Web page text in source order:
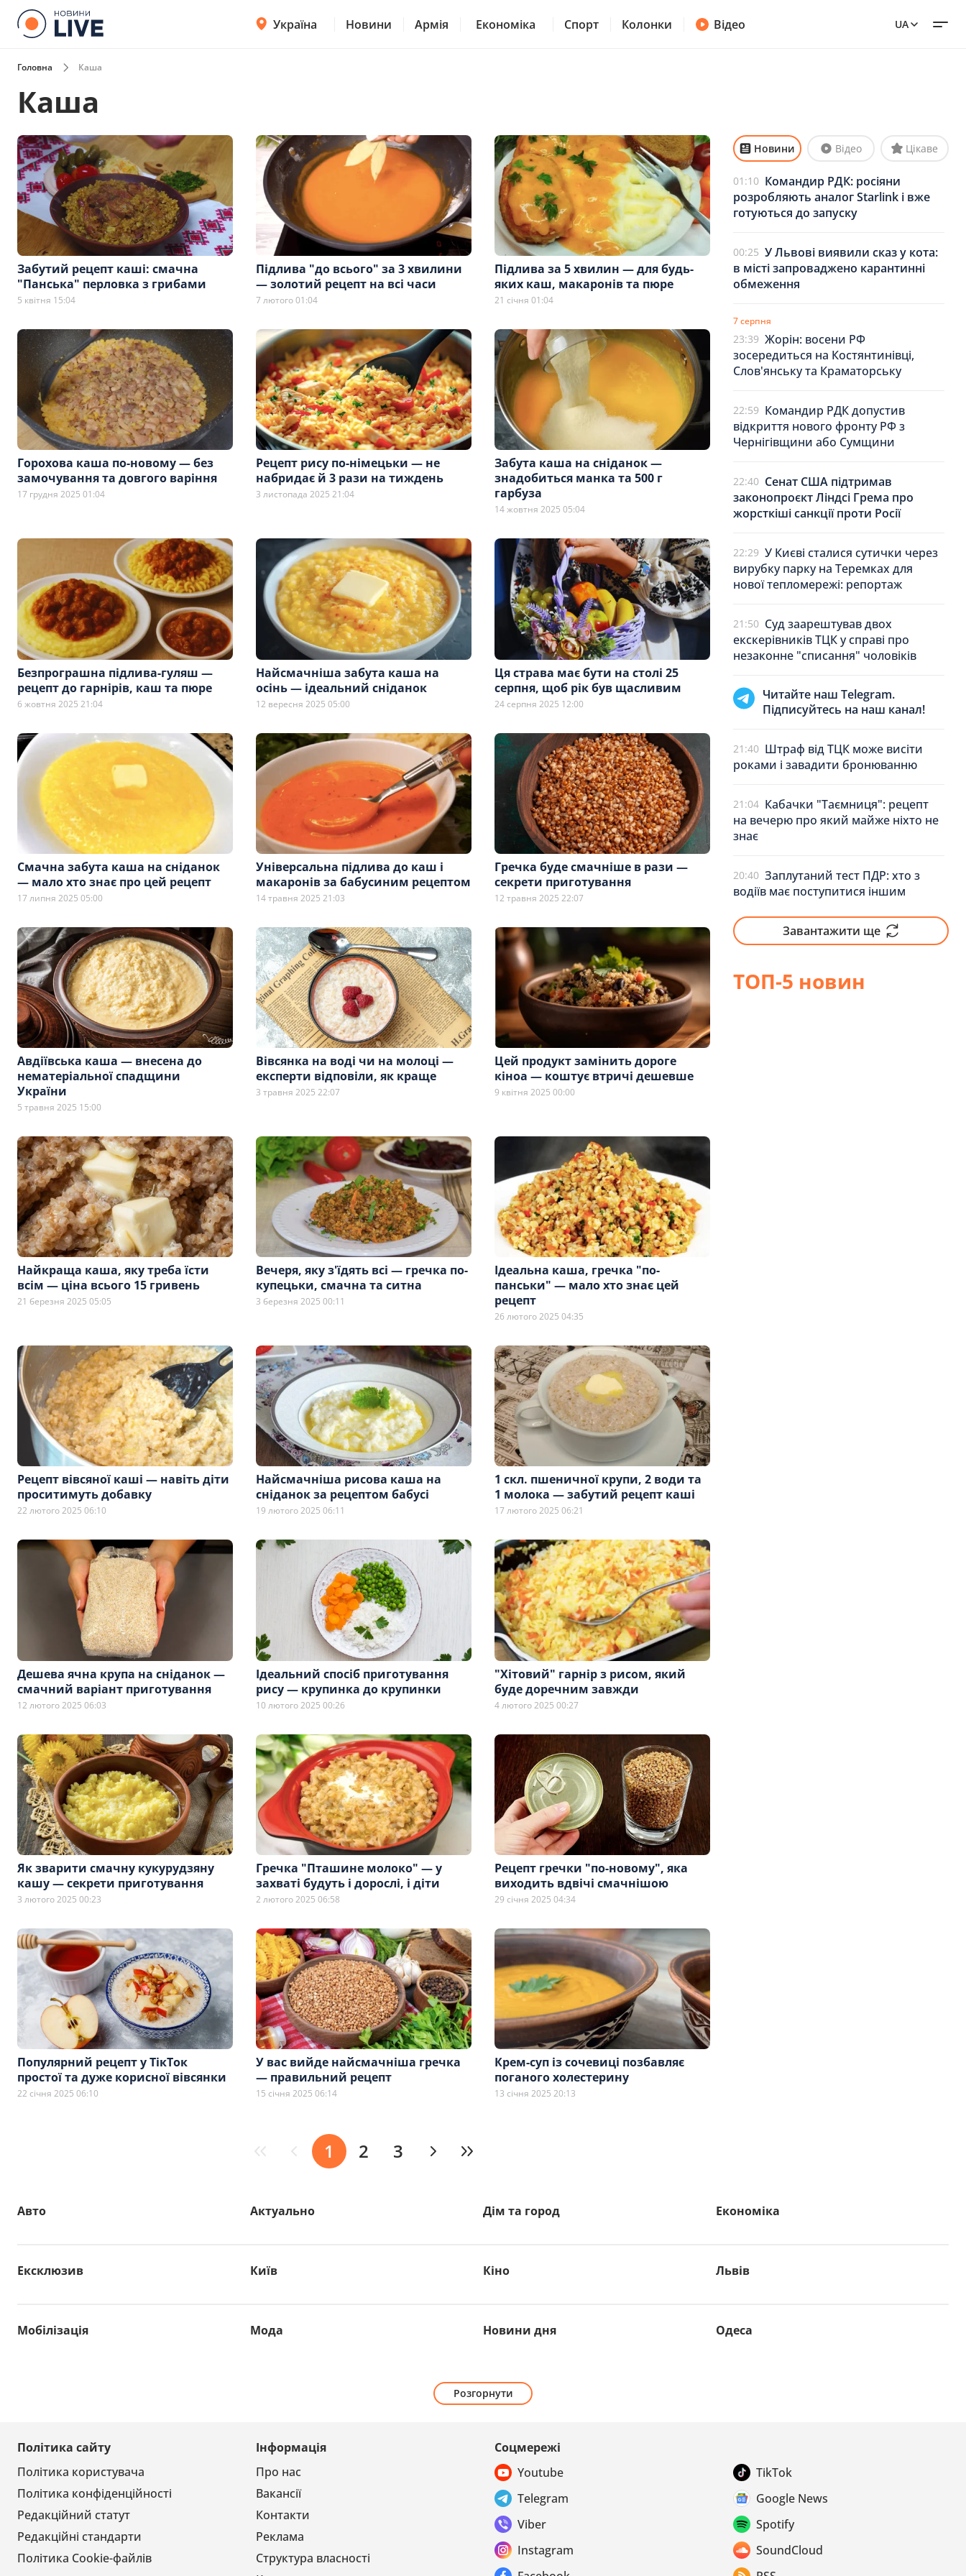
Україна Новини Армія Економіка Спорт Колонки Відео UA
Головна Каша
Каша
Забутий рецепт каші: смачна
"Панська" перловка з грибами
5 квітня 15:04
Підлива "до всього" за 3 хвилини
— золотий рецепт на всі часи
7 лютого 01:04
Підлива за 5 хвилин — для будь-
яких каш, макаронів та пюре
21 січня 01:04
Горохова каша по-новому — без
замочування та довгого варіння
17 грудня 2025 01:04
Рецепт рису по-німецьки — не
набридає й 3 рази на тиждень
3 листопада 2025 21:04
Забута каша на сніданок —
знадобиться манка та 500 г
гарбуза
14 жовтня 2025 05:04
Безпрограшна підлива-гуляш —
рецепт до гарнірів, каш та пюре
6 жовтня 2025 21:04
Найсмачніша забута каша на
осінь — ідеальний сніданок
12 вересня 2025 05:00
Ця страва має бути на столі 25
серпня, щоб рік був щасливим
24 серпня 2025 12:00
Смачна забута каша на сніданок
— мало хто знає про цей рецепт
17 липня 2025 05:00
Універсальна підлива до каш і
макаронів за бабусиним рецептом
14 травня 2025 21:03
Гречка буде смачніше в рази —
секрети приготування
12 травня 2025 22:07
Авдіївська каша — внесена до
нематеріальної спадщини
України
5 травня 2025 15:00
Вівсянка на воді чи на молоці —
експерти відповіли, як краще
3 травня 2025 22:07
Цей продукт замінить дороге
кіноа — коштує втричі дешевше
9 квітня 2025 00:00
Найкраща каша, яку треба їсти
всім — ціна всього 15 гривень
21 березня 2025 05:05
Вечеря, яку з'їдять всі — гречка по-
купецьки, смачна та ситна
3 березня 2025 00:11
Ідеальна каша, гречка "по-
панськи" — мало хто знає цей
рецепт
26 лютого 2025 04:35
Рецепт вівсяної каші — навіть діти
проситимуть добавку
22 лютого 2025 06:10
Найсмачніша рисова каша на
сніданок за рецептом бабусі
19 лютого 2025 06:11
1 скл. пшеничної крупи, 2 води та
1 молока — забутий рецепт каші
17 лютого 2025 06:21
Дешева ячна крупа на сніданок —
смачний варіант приготування
12 лютого 2025 06:03
Ідеальний спосіб приготування
рису — крупинка до крупинки
10 лютого 2025 00:26
"Хітовий" гарнір з рисом, який
буде доречним завжди
4 лютого 2025 00:27
Як зварити смачну кукурудзяну
кашу — секрети приготування
3 лютого 2025 00:23
Гречка "Пташине молоко" — у
захваті будуть і дорослі, і діти
2 лютого 2025 06:58
Рецепт гречки "по-новому", яка
виходить вдвічі смачнішою
29 січня 2025 04:34
Популярний рецепт у ТікТок
простої та дуже корисної вівсянки
22 січня 2025 06:10
У вас вийде найсмачніша гречка
— правильний рецепт
15 січня 2025 06:14
Крем-суп із сочевиці позбавляє
поганого холестерину
13 січня 2025 20:13
1 2 3
Новини Відео Цікаве
01:10 Командир РДК: росіяни
розробляють аналог Starlink і вже
готуються до запуску
00:25 У Львові виявили сказ у кота:
в місті запроваджено карантинні
обмеження
7 серпня
23:39 Жорін: восени РФ
зосередиться на Костянтинівці,
Слов'янську та Краматорську
22:59 Командир РДК допустив
відкриття нового фронту РФ з
Чернігівщини або Сумщини
22:40 Сенат США підтримав
законопроєкт Ліндсі Грема про
жорсткіші санкції проти Росії
22:29 У Києві сталися сутички через
вирубку парку на Теремках для
нової тепломережі: репортаж
21:50 Суд заарештував двох
екскерівників ТЦК у справі про
незаконне "списання" чоловіків
Читайте наш Telegram.
Підписуйтесь на наш канал!
21:40 Штраф від ТЦК може висіти
роками і завадити бронюванню
21:04 Кабачки "Таємниця": рецепт
на вечерю про який майже ніхто не
знає
20:40 Заплутаний тест ПДР: хто з
водіїв має поступитися іншим
Завантажити ще
ТОП-5 новин
Авто Актуально Дім та город Економіка
Ексклюзив Київ Кіно Львів
Мобілізація Мода Новини дня Одеса
Розгорнути
Політика сайту
Політика користувача
Політика конфіденційності
Редакційний статут
Редакційні стандарти
Політика Cookie-файлів
Інформація
Про нас
Вакансії
Контакти
Реклама
Структура власності
Соцмережі
Youtube
TikTok
Telegram
Google News
Viber
Spotify
Instagram
SoundCloud